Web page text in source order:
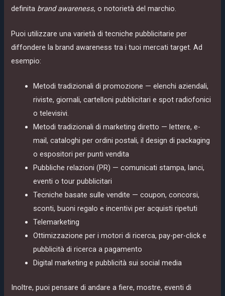
definita brand awareness, o notorietà del marchio.
Puoi utilizzare una varietà di tecniche pubblicitarie per
diffondere la brand awareness tra i tuoi mercati target. Ad
esempio:
Metodi tradizionali di promozione — elenchi aziendali,
riviste, giornali, cartelloni pubblicitari e spot radiofonici
o televisivi.
Metodi tradizionali di marketing diretto — lettere, e-
mail, cataloghi per ordini postali, il design di packaging
o espositori per punti vendita
Pubbliche relazioni (PR) — comunicati stampa, lanci,
eventi o tour pubblicitari
Tecniche basate sulle vendite — coupon, concorsi,
sconti, buoni regalo e incentivi per acquisti ripetuti
Telemarketing
Ottimizzazione per i motori di ricerca, pay-per-click e
pubblicità di ricerca a pagamento
Digital marketing e pubblicità sui social media
Inoltre, puoi pensare di andare a fiere, mostre, eventi di